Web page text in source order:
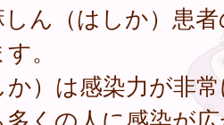
ん（はしか）患
。
）は感染力が非